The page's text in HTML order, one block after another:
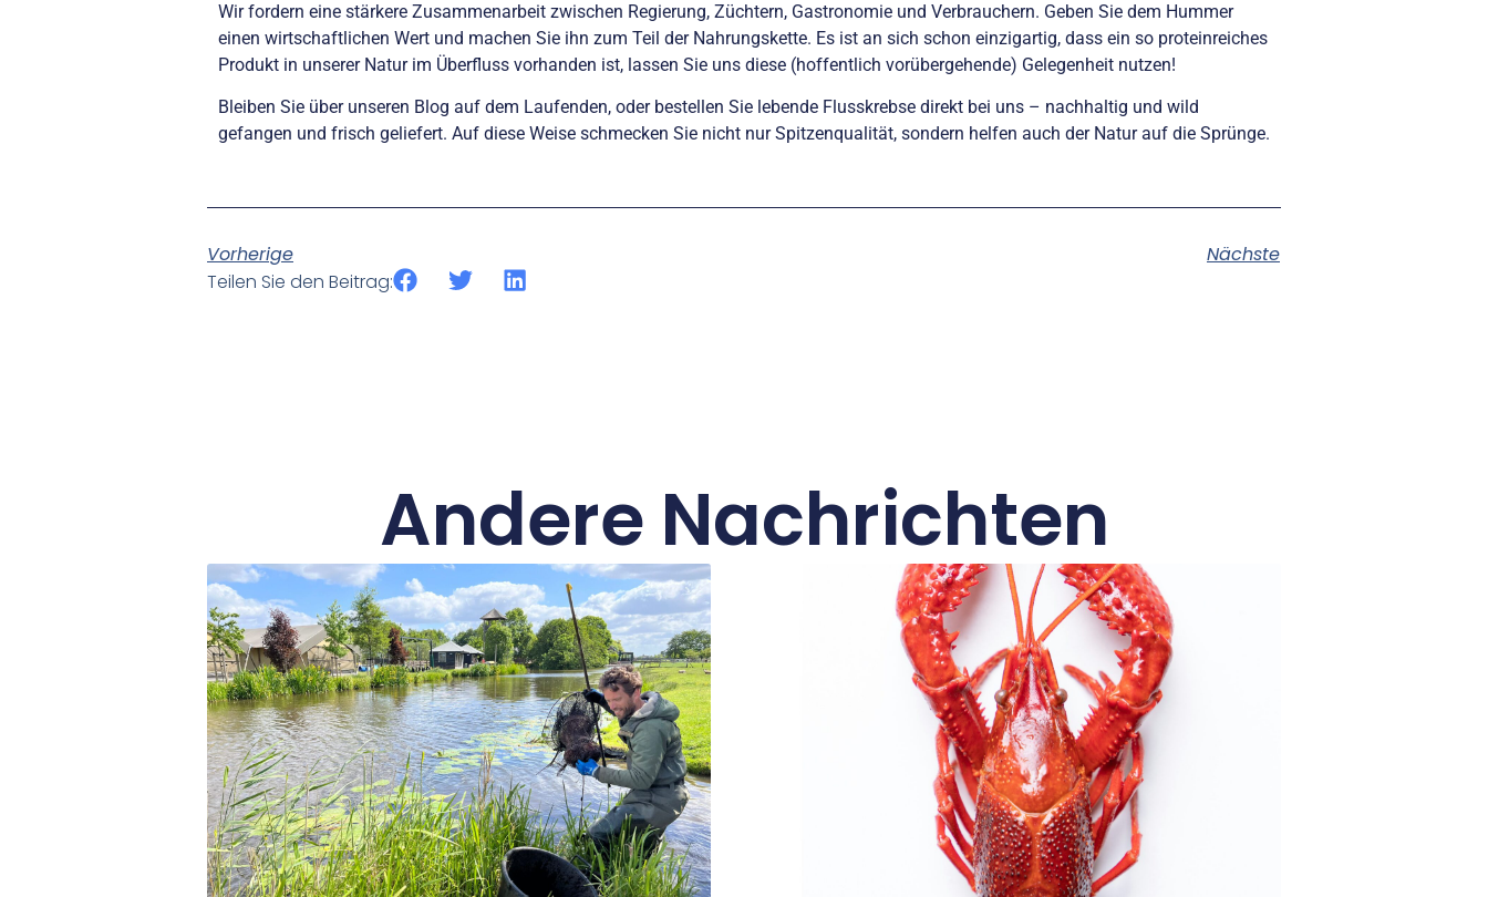
Wir fordern eine stärkere Zusammenarbeit zwischen Regierung, Züchtern, Gastronomie und Verbrauchern. Geben Sie dem Hummer
einen wirtschaftlichen Wert und machen Sie ihn zum Teil der Nahrungskette. Es ist an sich schon einzigartig, dass ein so proteinreiches
Produkt in unserer Natur im Überfluss vorhanden ist, lassen Sie uns diese (hoffentlich vorübergehende) Gelegenheit nutzen!
Bleiben Sie über unseren Blog auf dem Laufenden, oder bestellen Sie lebende Flusskrebse direkt bei uns – nachhaltig und wild
gefangen und frisch geliefert. Auf diese Weise schmecken Sie nicht nur Spitzenqualität, sondern helfen auch der Natur auf die Sprünge.
Vorherige
Nächste
Teilen Sie den Beitrag:
Andere Nachrichten